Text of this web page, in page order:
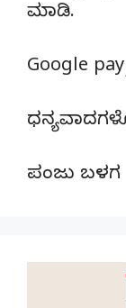
ಮಾಡಿ.
Google
ಪಂಜು ಬಳಗ